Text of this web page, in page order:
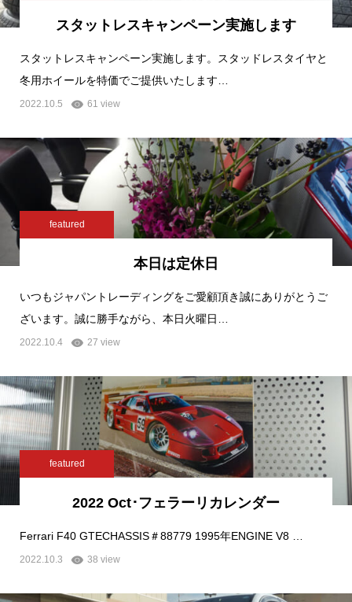
スタットレスキャンペーン実施します
スタットレスキャンペーン実施します。スタッドレスタイヤと
冬用ホイールを特価でご提供いたします…
2022.10.5 61 view
featured
本日は定休日
いつもジャパントレーディングをご愛顧頂き誠にありがとうご
ざいます。誠に勝手ながら、本日火曜日…
2022.10.4 27 view
featured
2022 Oct･フェラーリカレンダー
Ferrari F40 GTECHASSIS＃88779 1995年ENGINE V8 …
2022.10.3 38 view